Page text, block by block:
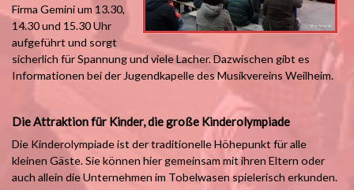
Firma Gemini um 13.30,
14.30 und 15.30 Uhr
aufgeführt und sorgt
sicherlich für Spannung und viele Lacher. Dazwischen gibt es
Informationen bei der Jugendkapelle des Musikvereins Weilheim.
Die Attraktion für Kinder, die große Kinderolympiade
Die Kinderolympiade ist der traditionelle Höhepunkt für alle
kleinen Gäste. Sie können hier gemeinsam mit ihren Eltern oder
auch allein die Unternehmen im Tobelwasen spielerisch erkunden.